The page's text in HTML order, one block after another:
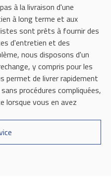
à la livraison d'une
à long terme et aux
sont prêts à fournir des
d'entretien et des
nous disposons d'un
y compris pour les
permet de livrer rapidement
procédures compliquées,
lorsque vous en avez